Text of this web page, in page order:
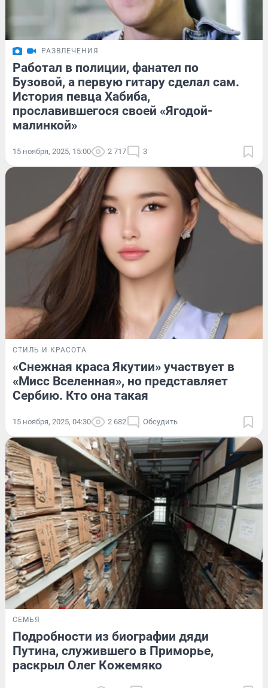
РАЗВЛЕЧЕНИЯ
Работал в полиции, фанател по
Бузовой, а первую гитару сделал сам.
История певца Хабиба,
прославившегося своей «Ягодой-
малинкой»
15 ноября, 2025, 15:00 2 717 3
СТИЛЬ И КРАСОТА
«Снежная краса Якутии» участвует в
«Мисс Вселенная», но представляет
Сербию. Кто она такая
15 ноября, 2025, 04:30 2 682 Обсудить
СЕМЬЯ
Подробности из биографии дяди
Путина, служившего в Приморье,
раскрыл Олег Кожемяко